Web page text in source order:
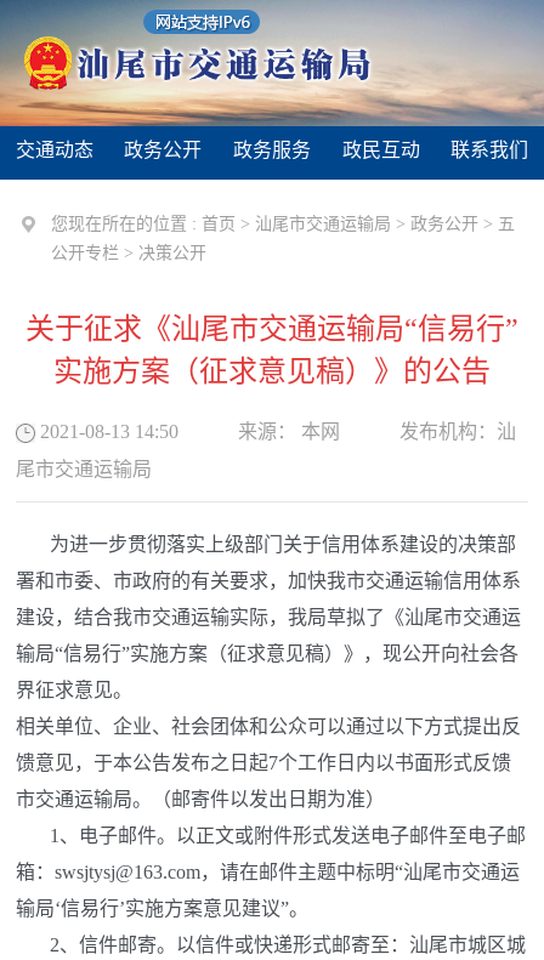
交通动态 政务公开 政务服务 政民互动 联系我们
您现在所在的位置 : 首页 > 汕尾市交通运输局 >政务公开 > 五
公开专栏 > 决策公开
关于征求《汕尾市交通运输局“信易行”
实施方案（征求意见稿）》的公告
2021-08-13 14:50 来源： 本网 发布机构： 汕
尾市交通运输局
为进一步贯彻落实上级部门关于信用体系建设的决策部
署和市委、市政府的有关要求，加快我市交通运输信用体系
建设，结合我市交通运输实际，我局草拟了《汕尾市交通运
输局“信易行”实施方案（征求意见稿）》，现公开向社会各
界征求意见。
相关单位、企业、社会团体和公众可以通过以下方式提出反
馈意见，于本公告发布之日起7个工作日内以书面形式反馈
市交通运输局。（邮寄件以发出日期为准）
1、电子邮件。以正文或附件形式发送电子邮件至电子邮
箱：swsjtysj@163.com，请在邮件主题中标明“汕尾市交通运
输局‘信易行’实施方案意见建议”。
2、信件邮寄。以信件或快递形式邮寄至：汕尾市城区城